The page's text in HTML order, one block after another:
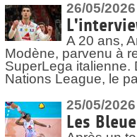
26/05/2026
A 20 ans,
Modène, parvenu à
SuperLega italienne.
Nations League, le
25/05/2026
Les